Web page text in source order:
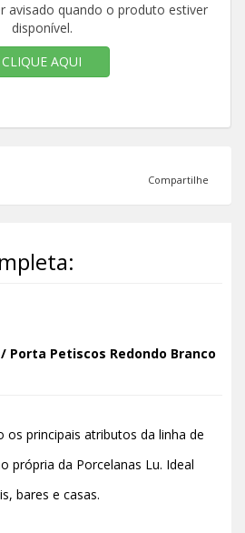
avisado quando o produto estiver
disponível.
CLIQUE AQUI
Compartilhe
Porta Petiscos Redondo Branco
os principais atributos da linha de
própria da Porcelanas Lu. Ideal
bares e casas.